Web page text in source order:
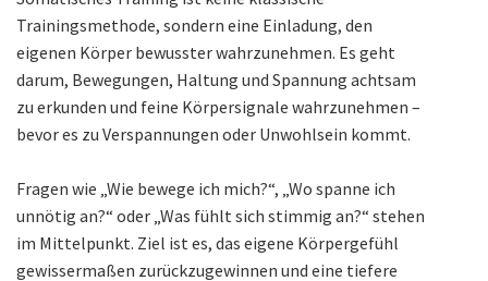
Trainingsmethode, sondern eine Einladung, den
eigenen Körper bewusster wahrzunehmen. Es geht
darum, Bewegungen, Haltung und Spannung achtsam
zu erkunden und feine Körpersignale wahrzunehmen –
bevor es zu Verspannungen oder Unwohlsein kommt.
Fragen wie „Wie bewege ich mich?“, „Wo spanne ich
unnötig an?“ oder „Was fühlt sich stimmig an?“ stehen
im Mittelpunkt. Ziel ist es, das eigene Körpergefühl
gewissermaßen zurückzugewinnen und eine tiefere